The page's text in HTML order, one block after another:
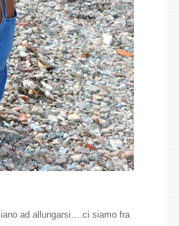
ad allungarsi….ci siamo fra